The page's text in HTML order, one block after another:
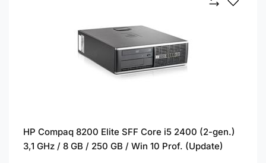
HP Compaq 8200 Elite SFF Core i5 2400 (2-gen.)
3,1 GHz / 8 GB / 250 GB / Win 10 Prof. (Update)